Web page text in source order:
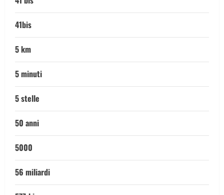
41bis
5 km
5 minuti
5 stelle
50 anni
5000
56 miliardi